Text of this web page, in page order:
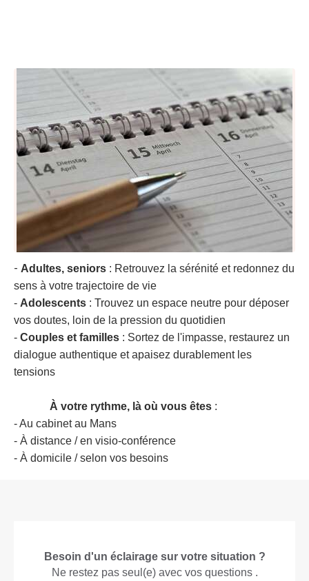
- Adultes, seniors : Retrouvez la sérénité et redonnez du
sens à votre trajectoire de vie
- Adolescents : Trouvez un espace neutre pour déposer
vos doutes, loin de la pression du quotidien
- Couples et familles : Sortez de l'impasse, restaurez un
dialogue authentique et apaisez durablement les
tensions
À votre rythme, là où vous êtes :
- Au cabinet au Mans
- À distance / en visio-conférence
- À domicile / selon vos besoins
Besoin d'un éclairage sur votre situation ?
Ne restez pas seul(e) avec vos questions .